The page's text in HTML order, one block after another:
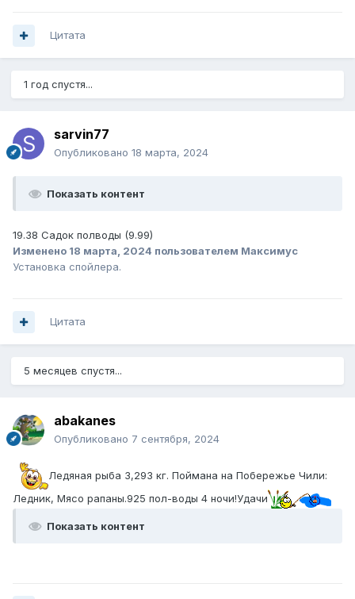
Цитата
1 год спустя...
sarvin77
Опубликовано 18 марта, 2024
Показать контент
19.38 Садок полводы (9.99)
Изменено 18 марта, 2024 пользователем Максимус
Установка спойлера.
Цитата
5 месяцев спустя...
abakanes
Опубликовано 7 сентября, 2024
Ледяная рыба 3,293 кг. Поймана на Побережье Чили:
Ледник, Мясо рапаны.925 пол-воды 4 ночи!Удачи
Показать контент